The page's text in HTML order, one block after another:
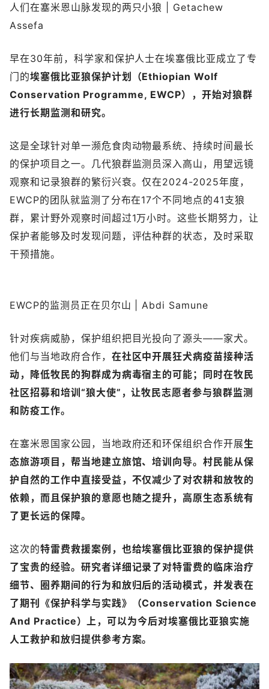
人们在塞米恩山脉发现的两只小狼 | Getachew
Assefa
早在30年前，科学家和保护人士在埃塞俄比亚成立了专
门的埃塞俄比亚狼保护计划（Ethiopian Wolf
Conservation Programme, EWCP），开始对狼群
进行长期监测和研究。
这是全球针对单一濒危食肉动物最系统、持续时间最长
的保护项目之一。几代狼群监测员深入高山，用望远镜
观察和记录狼群的繁衍兴衰。仅在2024-2025年度，
EWCP的团队就监测了分布在17个不同地点的41支狼
群，累计野外观察时间超过1万小时。这些长期努力，让
保护者能够及时发现问题，评估种群的状态，及时采取
干预措施。
EWCP的监测员正在贝尔山 | Abdi Samune
针对疾病威胁，保护组织把目光投向了源头——家犬。
他们与当地政府合作， 在社区中开展狂犬病疫苗接种活
动，降低牧民的狗群成为病毒宿主的可能；同时在牧民
社区招募和培训“狼大使”，让牧民志愿者参与狼群监测
和防疫工作。
在塞米恩国家公园，当地政府还和环保组织合作开展生
态旅游项目，帮当地建立旅馆、培训向导。村民能从保
护自然的工作中直接受益，不仅减少了对农耕和放牧的
依赖，而且保护狼的意愿也随之提升，高原生态系统有
了更长远的保障。
这次的特雷费救援案例，也给埃塞俄比亚狼的保护提供
了宝贵的经验。研究者详细记录了对特雷费的临床治疗
细节、圈养期间的行为和放归后的活动模式，并发表在
了期刊《保护科学与实践》（Conservation Science
And Practice）上，可以为今后对埃塞俄比亚狼实施
人工救护和放归提供参考方案。